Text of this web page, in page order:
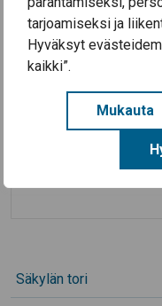
tarjoamiseksi ja
Hyväksyt
kaikki”.
Mukauta
3.8.2026
Koulutyö alkaa
28.7.2026
Säkylän Taiteiden
Aineellisen avun
Säkylässä (EU-
Säkylän tori